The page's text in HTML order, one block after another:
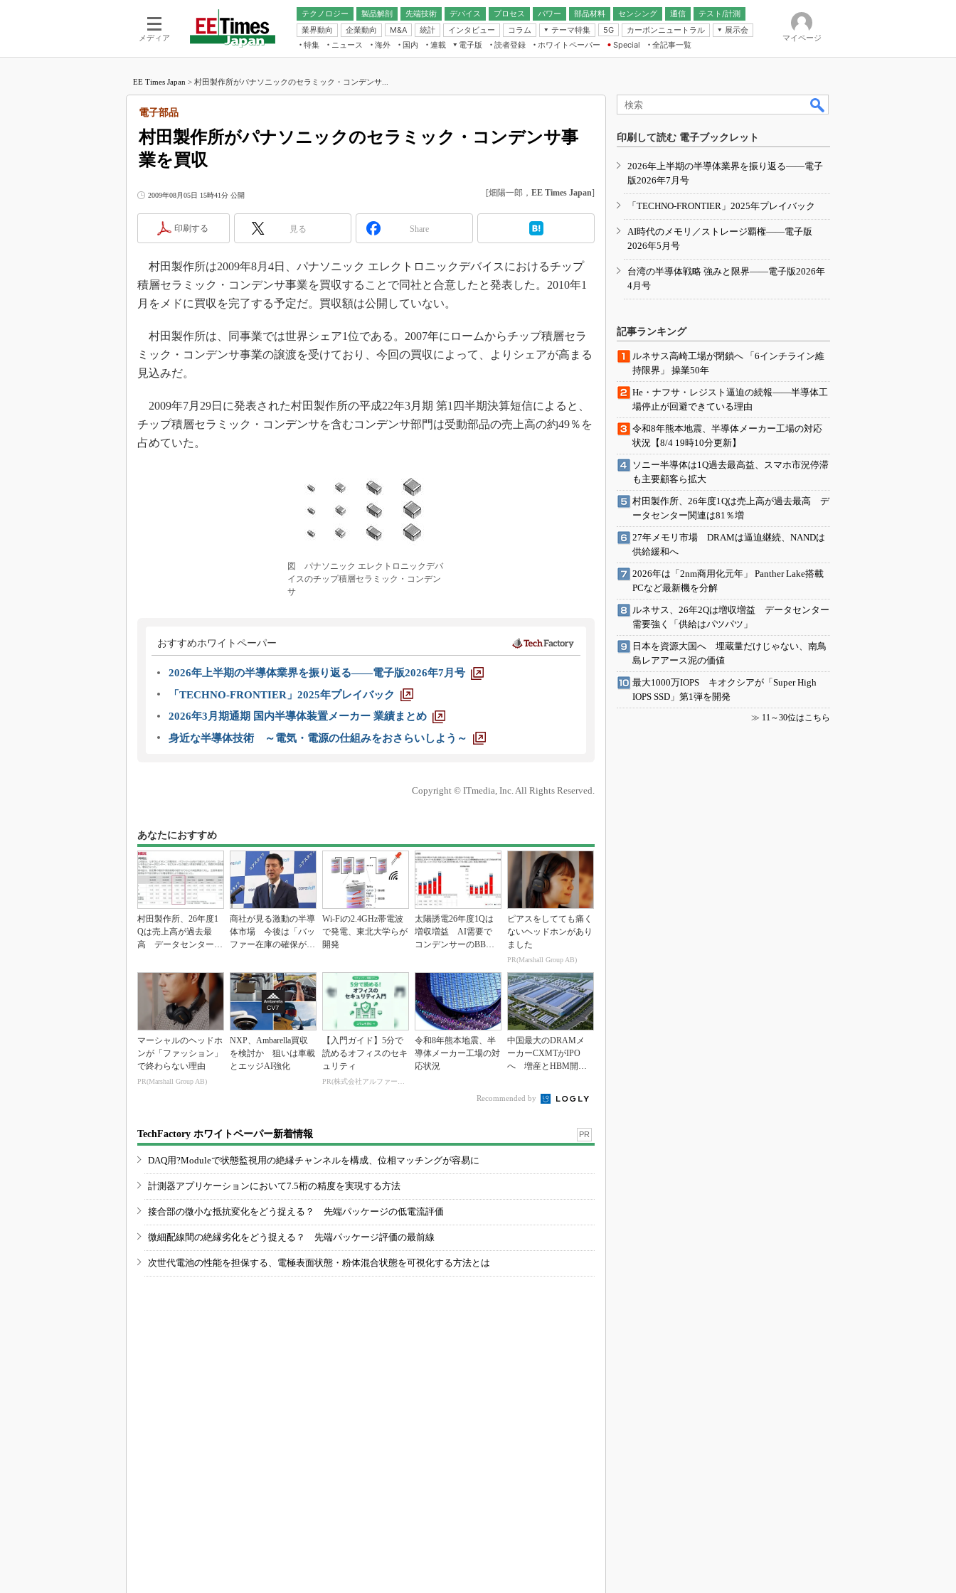
メディア
テクノロジー 製品解剖
先端技術
電池／エネルギー
デバイス
アナログ
マイコン
プロセス パワー 部品材料 センシング
通信
無線
テスト/計測
業界動向
企業動向 M&A 統計 インタビュー コラム
テーマ特集
フィジカルAI
読者調査（EE Times Research）
エレクトロニクス入門（EDN
Japan）
5G カーボンニュートラル
展示会
IoT・エッジコンピューティング
EXPO
TECHNO-FRONTIER
人とくるま展
特集 ニュース 海外 国内
連載
福田昭のデバイス通信
大山聡の業界スコープ
世界を「数字」で回してみよう
踊るバズワード ～Behind the
この10年で起こったこと、次の10年
で起こること
製品分解で探るアジアの新トレンド
改革、執念の180日
JASA発IoT通信
IHSアナリスト「未来展望」
電子版
電子ブックレット
読者登録 ホワイトペーパー
Special
全記事一覧
マイページ
EE Times Japan > 村田製作所がパナソニックのセラミック・コンデンサ...
村田製作所がパナソニックのセラミック・コンデンサ事
業を買収
電子部品
2009年08月05日 15時41分 公開 [畑陽一郎， EE Times Japan]
印刷する 見る Share
村田製作所は2009年8月4日、パナソニック エレクトロニックデバイスにおけるチップ
積層セラミック・コンデンサ事業を買収することで同社と合意したと発表した。2010年1
月をメドに買収を完了する予定だ。買収額は公開していない。
村田製作所は、同事業では世界シェア1位である。2007年にロームからチップ積層セラ
ミック・コンデンサ事業の譲渡を受けており、今回の買収によって、よりシェアが高まる
見込みだ。
2009年7月29日に発表された村田製作所の平成22年3月期 第1四半期決算短信によると、
チップ積層セラミック・コンデンサを含むコンデンサ部門は受動部品の売上高の約49％を
占めていた。
図 パナソニック エレクトロニックデバ
イスのチップ積層セラミック・コンデン
サ
おすすめホワイトペーパー
2026年上半期の半導体業界を振り返る――電子版2026年7月号
「TECHNO-FRONTIER」2025年プレイバック
2026年3月期通期 国内半導体装置メーカー 業績まとめ
身近な半導体技術 ～電気・電源の仕組みをおさらいしよう～
Copyright © ITmedia, Inc. All Rights Reserved.
あなたにおすすめ
村田製作所、26年度1
Qは売上高が過去最
高 データセンター関
商社が見る激動の半導
体市場 今後は「バッ
ファー在庫の確保が重
Wi-Fiの2.4GHz帯電波
で発電、東北大学らが
開発
太陽誘電26年度1Qは
増収増益 AI需要で
コンデンサーのBBレ
ピアスをしてても痛く
ないヘッドホンがあり
ました
PR(Marshall Group AB)
マーシャルのヘッドホ
ンが「ファッション」
で終わらない理由
PR(Marshall Group AB)
NXP、Ambarella買収
を検討か 狙いは車載
とエッジAI強化
【入門ガイド】5分で
読めるオフィスのセキ
ュリティ
PR(株式会社アルファーテクノ)
令和8年熊本地震、半
導体メーカー工場の対
応状況
中国最大のDRAMメ
ーカーCXMTがIPO
へ 増産とHBM開発
Recommended by
TechFactory ホワイトペーパー新着情報 PR
DAQ用?Moduleで状態監視用の絶縁チャンネルを構成、位相マッチングが容易に
計測器アプリケーションにおいて7.5桁の精度を実現する方法
接合部の微小な抵抗変化をどう捉える？ 先端パッケージの低電流評価
微細配線間の絶縁劣化をどう捉える？ 先端パッケージ評価の最前線
次世代電池の性能を担保する、電極表面状態・粉体混合状態を可視化する方法とは
印刷して読む 電子ブックレット
2026年上半期の半導体業界を振り返る――電子
版2026年7月号
「TECHNO-FRONTIER」2025年プレイバック
AI時代のメモリ／ストレージ覇権――電子版
2026年5月号
台湾の半導体戦略 強みと限界――電子版2026年
4月号
記事ランキング
ルネサス高崎工場が閉鎖へ 「6インチライン維
持限界」 操業50年
He・ナフサ・レジスト逼迫の続報――半導体工
場停止が回避できている理由
令和8年熊本地震、半導体メーカー工場の対応
状況【8/4 19時10分更新】
ソニー半導体は1Q過去最高益、スマホ市況停滞
も主要顧客ら拡大
村田製作所、26年度1Qは売上高が過去最高 デ
ータセンター関連は81％増
27年メモリ市場 DRAMは逼迫継続、NANDは
供給緩和へ
2026年は「2nm商用化元年」 Panther Lake搭載
PCなど最新機を分解
ルネサス、26年2Qは増収増益 データセンター
需要強く「供給はパツパツ」
日本を資源大国へ 埋蔵量だけじゃない、南鳥
島レアアース泥の価値
最大1000万IOPS キオクシアが「Super High
IOPS SSD」第1弾を開発
≫ 11～30位はこちら